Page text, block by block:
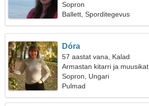
Sopron
Ballett, Sporditegevus
Dóra
57 aastat vana, Kalad
Armastan kitarri ja muusikat
Sopron, Ungari
Pulmad